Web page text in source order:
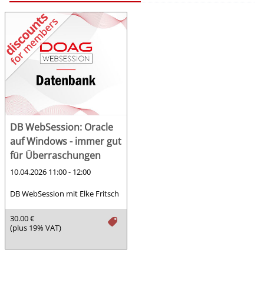
DB WebSession: Oracle
auf Windows - immer gut
für Überraschungen
10.04.2026 11:00 - 12:00
DB WebSession mit Elke Fritsch
tag
30.00 €
(plus 19% VAT)